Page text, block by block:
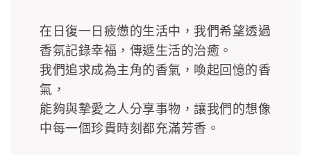
在日復一日疲憊的生活中，我們希望透過
香氛記錄幸福，傳遞生活的治癒。
我們追求成為主角的香氣，喚起回憶的香
氣，
能夠與摯愛之人分享事物，讓我們的想像
中每一個珍貴時刻都充滿芳香。